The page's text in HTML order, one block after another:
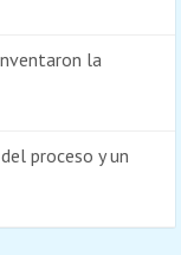
la
proceso y un